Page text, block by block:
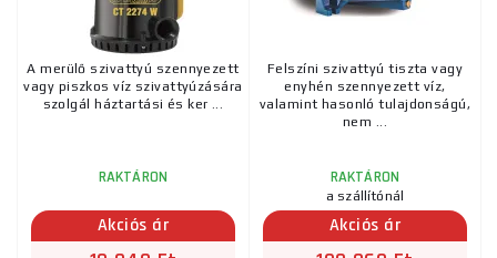
A merülő szivattyú szennyezett
vagy piszkos víz szivattyúzására
szolgál háztartási és ker ...
RAKTÁRON
Akciós ár
Felszíni szivattyú tiszta vagy
enyhén szennyezett víz,
valamint hasonló tulajdonságú,
nem ...
RAKTÁRON
a szállítónál
Akciós ár